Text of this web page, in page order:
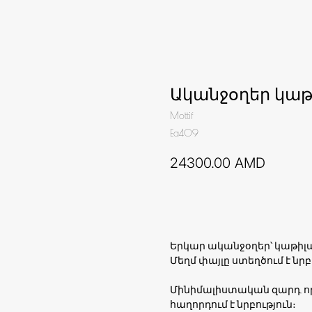
Ականջօղեր
Mottif
Ea409
24300.00 AMD
Երկար ականջօղեր՝
Մեղմ փայլը ստեղծում է
Մինիմալիստական զարդ,
հաղորդում է նրբություն։